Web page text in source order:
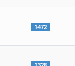
1472